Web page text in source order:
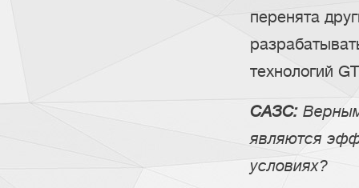
перенята
технологий
САЗС:
являются
условиях?